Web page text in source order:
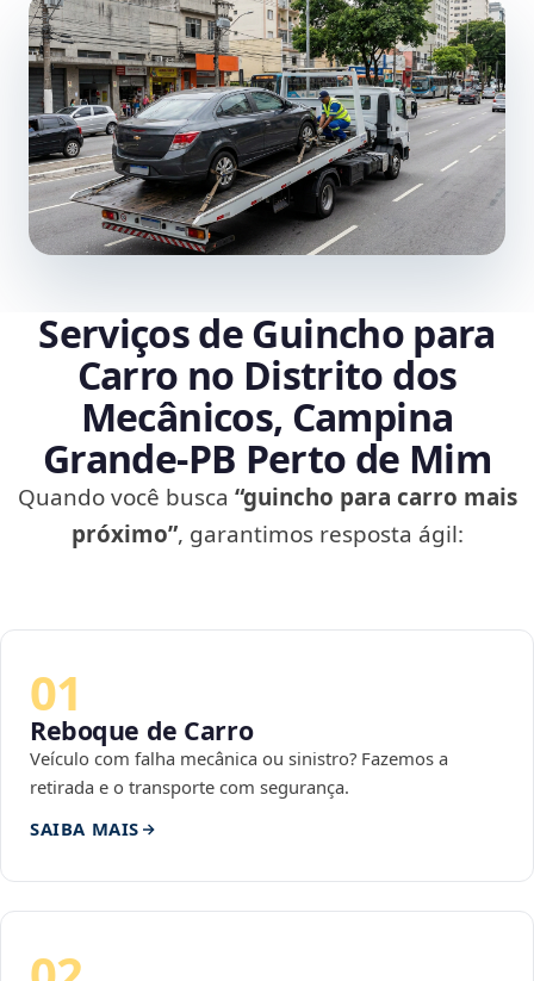
Serviços de Guincho para
Carro no Distrito dos
Mecânicos, Campina
Grande‑PB Perto de Mim
Quando você busca “guincho para carro mais
próximo”, garantimos resposta ágil:
01
Reboque de Carro
Veículo com falha mecânica ou sinistro? Fazemos a
retirada e o transporte com segurança.
SAIBA MAIS